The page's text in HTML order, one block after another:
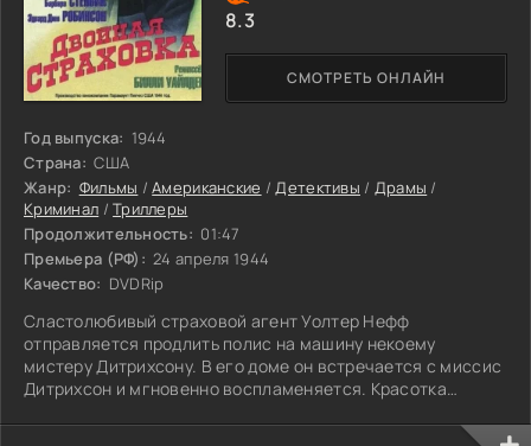
Год выпуска: 1944
Страна: США
Жанр: Фильмы /Американские /Детективы / Драмы /
Криминал /Триллеры
Продолжительность: 01:47
Премьера (РФ): 24 апреля 1944
Качество: DVDRip
Сластолюбивый страховой агент Уолтер Нефф
отправляется продлить полис на машину некоему
мистеру Дитрихсону. В его доме он встречается с миссис
Дитрихсон и мгновенно воспламеняется. Красотка
отказаться.
СМОТРЕТЬ ОНЛАЙН
8.3